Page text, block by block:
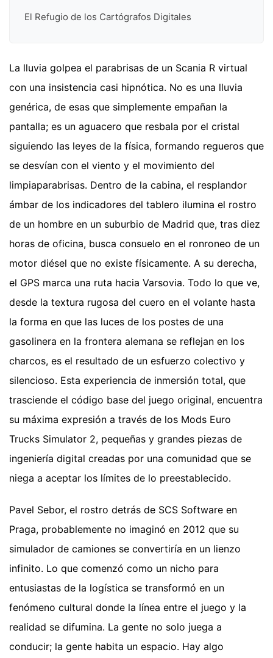
El Refugio de los Cartógrafos Digitales
La lluvia golpea el parabrisas de un Scania R virtual
con una insistencia casi hipnótica. No es una lluvia
genérica, de esas que simplemente empañan la
pantalla; es un aguacero que resbala por el cristal
siguiendo las leyes de la física, formando regueros que
se desvían con el viento y el movimiento del
limpiaparabrisas. Dentro de la cabina, el resplandor
ámbar de los indicadores del tablero ilumina el rostro
de un hombre en un suburbio de Madrid que, tras diez
horas de oficina, busca consuelo en el ronroneo de un
motor diésel que no existe físicamente. A su derecha,
el GPS marca una ruta hacia Varsovia. Todo lo que ve,
desde la textura rugosa del cuero en el volante hasta
la forma en que las luces de los postes de una
gasolinera en la frontera alemana se reflejan en los
charcos, es el resultado de un esfuerzo colectivo y
silencioso. Esta experiencia de inmersión total, que
trasciende el código base del juego original, encuentra
su máxima expresión a través de los Mods Euro
Trucks Simulator 2, pequeñas y grandes piezas de
ingeniería digital creadas por una comunidad que se
niega a aceptar los límites de lo preestablecido.
Pavel Sebor, el rostro detrás de SCS Software en
Praga, probablemente no imaginó en 2012 que su
simulador de camiones se convertiría en un lienzo
infinito. Lo que comenzó como un nicho para
entusiastas de la logística se transformó en un
fenómeno cultural donde la línea entre el juego y la
realidad se difumina. La gente no solo juega a
conducir; la gente habita un espacio. Hay algo